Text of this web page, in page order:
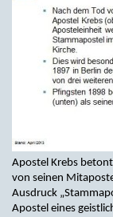
Apostel Krebs
von seinen
Ausdruck
Apostel eines